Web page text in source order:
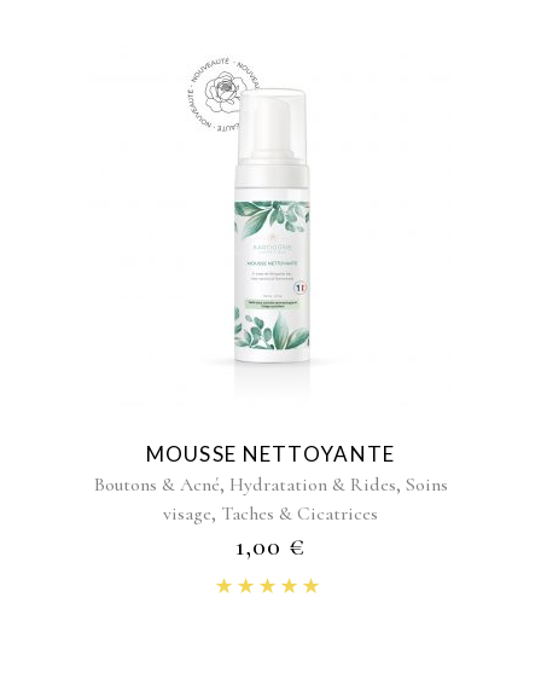
MOUSSE NETTOYANTE
Boutons & Acné, Hydratation & Rides, Soins
visage, Taches & Cicatrices
1,00 €